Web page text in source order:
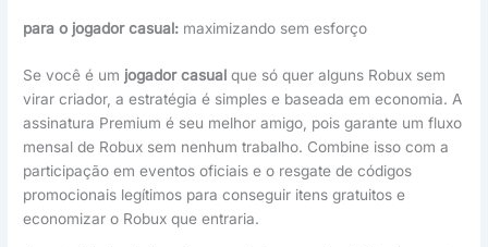
para o jogador casual: maximizando sem esforço
Se você é um jogador casual que só quer alguns Robux sem
virar criador, a estratégia é simples e baseada em economia. A
assinatura Premium é seu melhor amigo, pois garante um fluxo
mensal de Robux sem nenhum trabalho. Combine isso com a
participação em eventos oficiais e o resgate de códigos
promocionais legítimos para conseguir itens gratuitos e
economizar o Robux que entraria.